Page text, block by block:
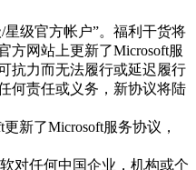
/星级官方帐户”。福利干货将
方网站上更新了Microsoft服
抗力而无法履行或延迟履行
何责任或义务，新协议将陆
新了Microsoft服务协议，
对任何中国企业，机构或个